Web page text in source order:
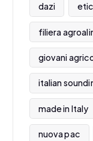
dazi
filiera
giovani
italian
made in Italy
nuova pac